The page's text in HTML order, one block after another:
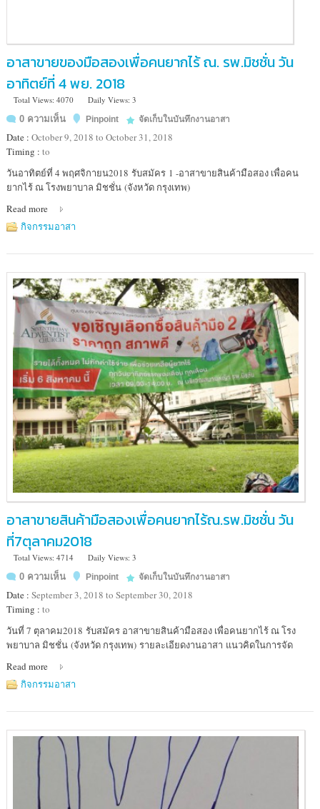
อาสาขายของมือสองเพื่อคนยากไร้ ณ. รพ.มิชชั่น วัน
อาทิตย์ที่ 4 พย. 2018
Total Views: 4070
Daily Views: 3
0 ความเห็น
Pinpoint จัดเก็บในบันทึกงานอาสา
Date : October 9, 2018 to October 31, 2018
Timing : to
Location
:
พยาบาล
มิชชั่น
วันอาทิตย์ที่ 4 พฤศจิกายน2018 รับสมัคร 1 -อาสาขายสินค้ามือสอง เพื่อคน
ยากไร้ ณ โรงพยาบาล มิชชั่น (จังหวัด กรุงเทพ)
Read more
กิจกรรมอาสา
อาสาขายสินค้ามือสองเพื่อคนยากไร้ณ.รพ.มิชชั่น วัน
ที่7ตุลาคม2018
Total Views: 4714
Daily Views: 3
0 ความเห็น
Pinpoint จัดเก็บในบันทึกงานอาสา
Date : September 3, 2018 to September 30, 2018
Timing : to
Location
:
พยาบาล
มิชชั่น
วันที่ 7 ตุลาคม2018 รับสมัคร อาสาขายสินค้ามือสอง เพื่อคนยากไร้ ณ โรง
พยาบาล มิชชั่น (จังหวัด กรุงเทพ) รายละเอียดงานอาสา แนวคิดในการจัด
Read more
กิจกรรมอาสา